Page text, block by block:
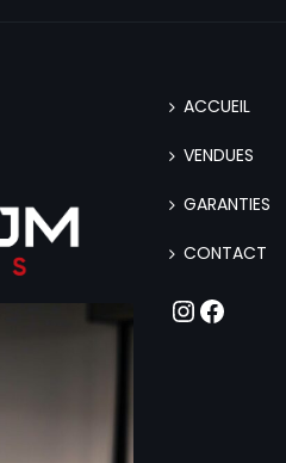
ACCUEIL
VENDUES
GARANTIES
CONTACT